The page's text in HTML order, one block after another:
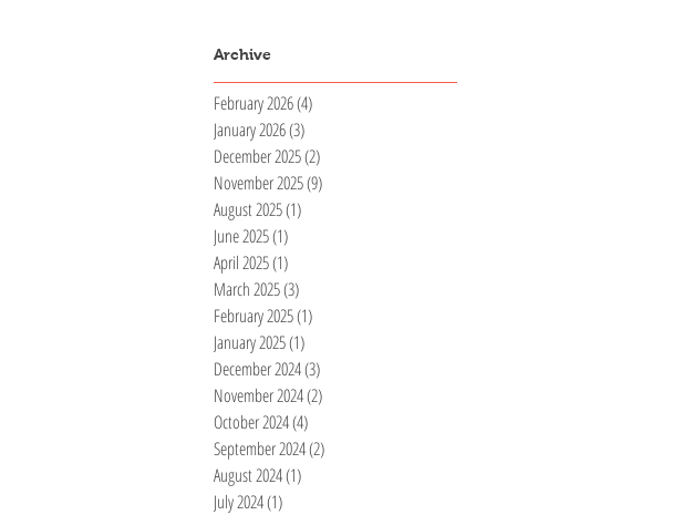
Archive
February 2026(4)
January 2026(3)
December 2025(2)
November 2025(9)
August 2025(1)
June 2025(1)
April 2025(1)
March 2025(3)
February 2025(1)
January 2025(1)
December 2024(3)
November 2024(2)
October 2024(4)
September 2024(2)
August 2024(1)
July 2024(1)